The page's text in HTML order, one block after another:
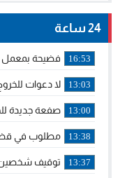
24 ساعة
16:53 فضيحة بمعمل
13:03 لا دعوات للخروج إلى الشارع.. جيل زد 212 توضح
13:00 صفعة جديدة
13:38 مطلوب في
13:37 توقيف شخصين